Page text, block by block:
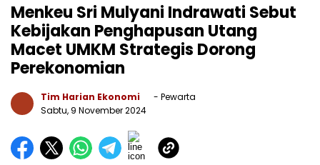
Menkeu Sri Mulyani Indrawati Sebut
Kebijakan Penghapusan Utang
Macet UMKM Strategis Dorong
Perekonomian
Tim Harian Ekonomi
- Pewarta
Sabtu, 9 November 2024